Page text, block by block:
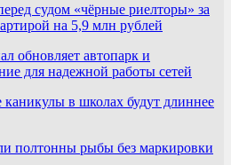
судом «чёрные риелторы» за
на 5,9 млн рублей
обновляет автопарк и
для надежной работы сетей
в школах будут длиннее
полтонны рыбы без маркировки